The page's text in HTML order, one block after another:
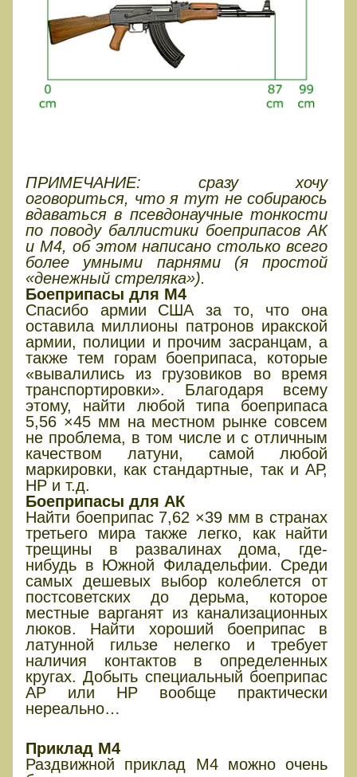
ПРИМЕЧАНИЕ: сразу хочу
оговориться, что я тут не собираюсь
вдаваться в псевдонаучные тонкости
по поводу баллистики боеприпасов АК
и М4, об этом написано столько всего
более умными парнями (я простой
«денежный стреляка»).
Боеприпасы для М4
Спасибо армии США за то, что она
оставила миллионы патронов иракской
армии, полиции и прочим засранцам, а
также тем горам боеприпаса, которые
«вывалились из грузовиков во время
транспортировки». Благодаря всему
этому, найти любой типа боеприпаса
5,56 ×45 мм на местном рынке совсем
не проблема, в том числе и с отличным
качеством латуни, самой любой
маркировки, как стандартные, так и АР,
НР и т.д.
Боеприпасы для АК
Найти боеприпас 7,62 ×39 мм в странах
третьего мира также легко, как найти
трещины в развалинах дома, где-
нибудь в Южной Филадельфии. Среди
самых дешевых выбор колеблется от
постсоветских до дерьма, которое
местные варганят из канализационных
люков. Найти хороший боеприпас в
латунной гильзе нелегко и требует
наличия контактов в определенных
кругах. Добыть специальный боеприпас
АР или НР вообще практически
нереально…
Приклад М4
Раздвижной приклад М4 можно очень